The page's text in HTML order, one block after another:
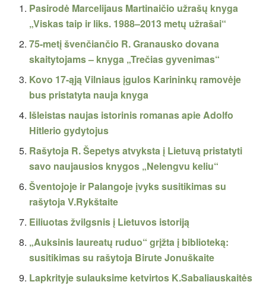
Pasirodė Marcelijaus Martinaičio užrašų knyga
„Viskas taip ir liks. 1988–2013 metų užrašai“
75-metį švenčiančio R. Granausko dovana
skaitytojams – knyga „Trečias gyvenimas“
Kovo 17-ąją Vilniaus įgulos Karininkų ramovėje
bus pristatyta nauja knyga
Išleistas naujas istorinis romanas apie Adolfo
Hitlerio gydytojus
Rašytoja R. Šepetys atvyksta į Lietuvą pristatyti
savo naujausios knygos „Nelengvu keliu“
Šventojoje ir Palangoje įvyks susitikimas su
rašytoja V.Rykštaite
Eiliuotas žvilgsnis į Lietuvos istoriją
„Auksinis laureatų ruduo“ grįžta į biblioteką:
susitikimas su rašytoja Birute Jonuškaite
Lapkrityje sulauksime ketvirtos K.Sabaliauskaitės